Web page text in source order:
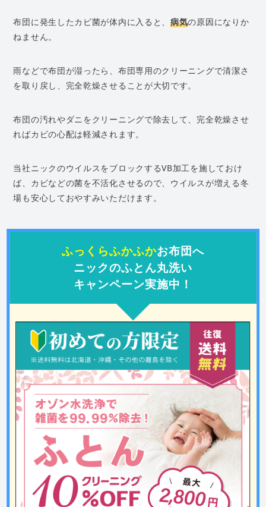
布団に発生したカビ菌が体内に入ると、病気の原因になりか
ねません。
雨などで布団が湿ったら、布団専用のクリーニングで清潔さ
を取り戻し、完全乾燥させることが大切です。
布団の汚れやダニをクリーニングで除去して、完全乾燥させ
ればカビの心配は軽減されます。
当社ニックのウイルスをブロックするVB加工を施しておけ
ば、カビなどの菌を不活化させるので、ウイルスが増える冬
場も安心しておやすみいただけます。
ふっくらふかふかお布団へ
ニックのふとん丸洗い
キャンペーン実施中！